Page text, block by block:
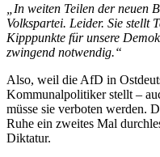
„In weiten Teilen der neuen
Volkspartei. Leider. Sie stellt
Kipppunkte für unsere
zwingend notwendig.“
Also, weil die AfD in
Kommunalpolitiker stellt –
müsse sie verboten werden.
Ruhe ein zweites Mal
Diktatur.